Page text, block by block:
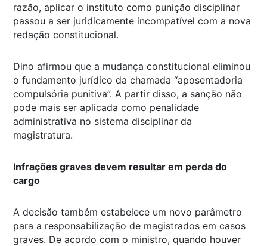
razão, aplicar o instituto como punição disciplinar
passou a ser juridicamente incompatível com a nova
redação constitucional.
Dino afirmou que a mudança constitucional eliminou
o fundamento jurídico da chamada “aposentadoria
compulsória punitiva”. A partir disso, a sanção não
pode mais ser aplicada como penalidade
administrativa no sistema disciplinar da
magistratura.
Infrações graves devem resultar em perda do
cargo
A decisão também estabelece um novo parâmetro
para a responsabilização de magistrados em casos
graves. De acordo com o ministro, quando houver